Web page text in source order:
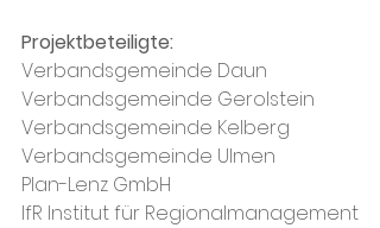
Projektbeteiligte:
Verbandsgemeinde Daun
Verbandsgemeinde Gerolstein
Verbandsgemeinde Kelberg
Verbandsgemeinde Ulmen
Plan-Lenz GmbH
IfR Institut für Regionalmanagement